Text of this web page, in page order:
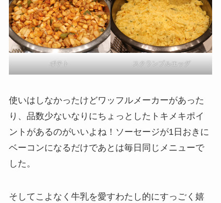
ポテト スクランブルエッグ
使いはしなかったけどワッフルメーカーがあった
り、品数少ないなりにちょっとしたトキメキポイ
ントがあるのがいいよね！ソーセージが1日おきに
ベーコンになるだけであとは毎日同じメニューで
した。
そしてこよなく牛乳を愛すわたし的にすっごく嬉